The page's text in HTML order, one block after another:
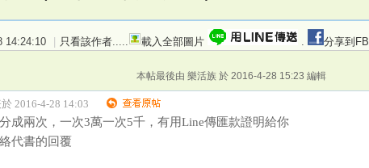
14:24:10 | 只看該作者 載入全部圖片 分享到FB
本帖最後由 樂活族 於 2016-4-28 15:23 編輯
2016-4-28 14:03
成兩次，一次3萬一次5千，有用Line傳匯款證明給你
代書的回覆